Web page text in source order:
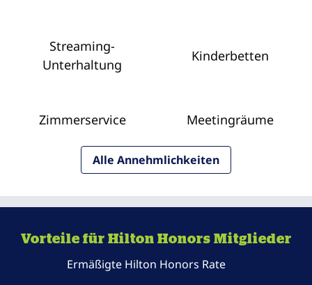
Streaming-
Unterhaltung
Kinderbetten
Zimmer­service Meeting­räume
Alle Annehmlichkeiten
Vorteile für Hilton Honors Mitglieder
Ermäßigte Hilton Honors Rate